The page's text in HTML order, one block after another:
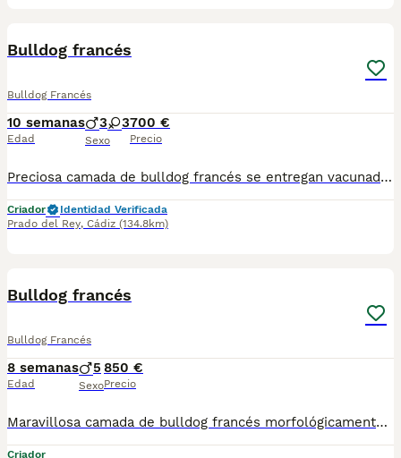
Bulldog francés
Bulldog Francés
10 semanas
Edad
3 3
Sexo
700 €
Precio
Preciosa camada de bulldog francés se entregan vacunados desparasitados y revisado x el veterinario
Criador
Identidad Verificada
Prado del Rey, Cádiz (134.8km)
Bulldog francés
Bulldog Francés
8 semanas
Edad
5
Sexo
850 €
Precio
Maravillosa camada de bulldog francés morfológicamente perfecto, chatos, bajitos y compactos. Criados en ambiente familiar de padre con ningún tipo de alergia ni de respiración. Se entregan desparasitados, vacunados y con su cartilla sanitaria .
Criador